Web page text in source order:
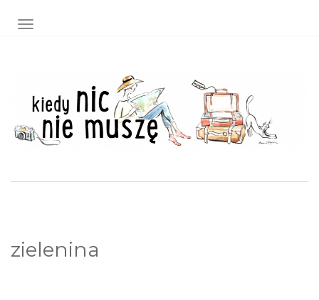
TOGGLE NAVIGATION
zielenina